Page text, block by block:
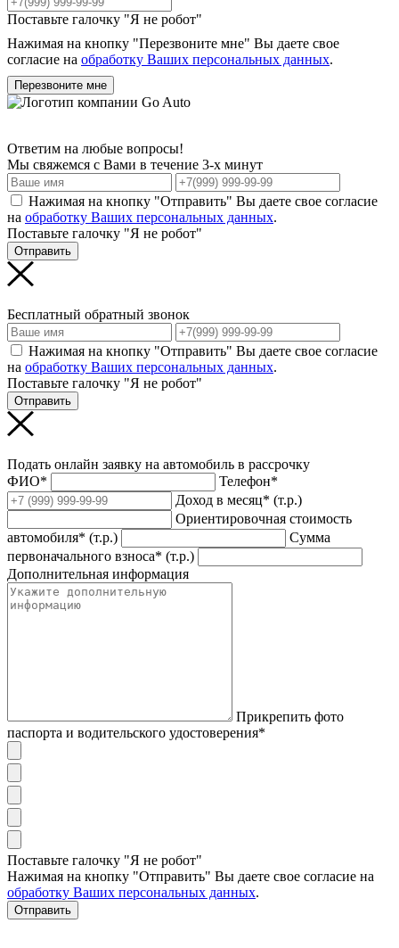
Поставьте галочку "Я не робот"
Нажимая на кнопку "Перезвоните мне" Вы даете свое
согласие на обработку Ваших персональных данных.
Перезвоните мне
Ответим на любые вопросы!
Мы свяжемся с Вами в течение 3-х минут
Нажимая на кнопку "Отправить" Вы даете свое согласие
на обработку Ваших персональных данных.
Поставьте галочку "Я не робот"
Отправить
Бесплатный обратный звонок
Нажимая на кнопку "Отправить" Вы даете свое согласие
на обработку Ваших персональных данных.
Поставьте галочку "Я не робот"
Отправить
Подать онлайн заявку на автомобиль в рассрочку
ФИО*
Телефон*
Доход в месяц* (т.р.)
Ориентировочная стоимость
автомобиля* (т.р.)
Сумма
первоначального взноса* (т.р.)
Дополнительная информация
Прикрепить фото
паспорта и водительского удостоверения*
Поставьте галочку "Я не робот"
Нажимая на кнопку "Отправить" Вы даете свое согласие на
обработку Ваших персональных данных.
Отправить